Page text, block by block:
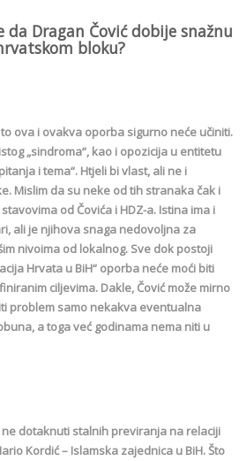
da Dragan Čović dobije snažnu
bloku?
ova i ovakva oporba sigurno neće učiniti.
„sindroma“, kao i opozicija u entitetu
i tema“. Htjeli bi vlast, ali ne i
Mislim da su neke od tih stranaka čak i
od Čovića i HDZ-a. Istina ima i
ali je njihova snaga nedovoljna za
nivoima od lokalnog. Sve dok postoji
Hrvata u BiH“ oporba neće moći biti
ciljevima. Dakle, Čović može mirno
problem samo nekakva eventualna
a toga već godinama nema niti u
ne dotaknuti stalnih previranja na relaciji
Kordić – Islamska zajednica u BiH. Što